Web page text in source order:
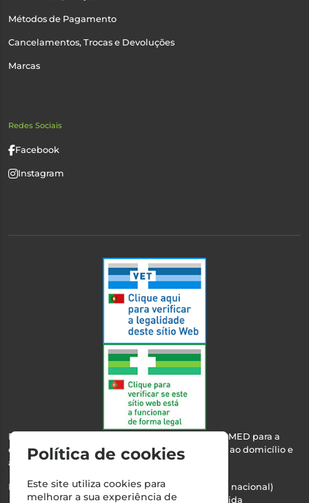
Métodos de Pagamento
Cancelamentos, Trocas e Devoluções
Marcas
Redes Sociais
Facebook
Instagram
Esta farmácia encontra-se autorizada pelo INFARMED para a
dispensa de medicamentos e produtos de saúde ao domicílio e
através da internet.
Nº Infarmed: 21 798 7100 (chamada para rede fixa nacional)
Direção Técnica:Maria Teresa Almeida
Política de cookies
Este site utiliza cookies para
melhorar a sua experiência de